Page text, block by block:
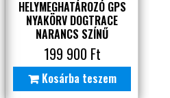
HELYMEGHATÁROZÓ GPS
NYAKÖRV DOGTRACE
NARANCS SZÍNŰ
199 900 Ft
Kosárba teszem